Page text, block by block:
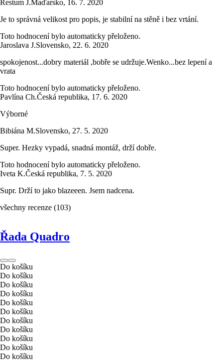
Restum J.Maďarsko, 16. 7. 2020
Je to správná velikost pro popis, je stabilní na stěně i bez vrtání.
Toto hodnocení bylo automaticky přeloženo.
Jaroslava J.Slovensko, 22. 6. 2020
spokojenost...dobry materiál ,bobře se udržuje.Wenko...bez lepení a
vrata
Toto hodnocení bylo automaticky přeloženo.
Pavlína Ch.Česká republika, 17. 6. 2020
Výborné
Bibiána M.Slovensko, 27. 5. 2020
Super. Hezky vypadá, snadná montáž, drží dobře.
Toto hodnocení bylo automaticky přeloženo.
Iveta K.Česká republika, 7. 5. 2020
Supr. Drží to jako blazeeen. Jsem nadcena.
všechny recenze (103)
Řada Quadro
Do košíku
Do košíku
Do košíku
Do košíku
Do košíku
Do košíku
Do košíku
Do košíku
Do košíku
Do košíku
Do košíku